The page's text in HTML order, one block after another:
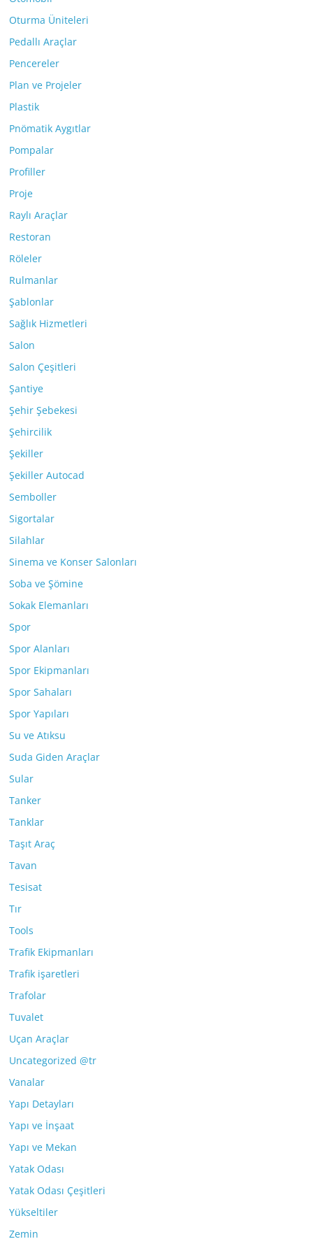
Oturma Üniteleri
Pedallı Araçlar
Pencereler
Plan ve Projeler
Plastik
Pnömatik Aygıtlar
Pompalar
Profiller
Proje
Raylı Araçlar
Restoran
Röleler
Rulmanlar
Şablonlar
Sağlık Hizmetleri
Salon
Salon Çeşitleri
Şantiye
Şehir Şebekesi
Şehircilik
Şekiller
Şekiller Autocad
Semboller
Sigortalar
Silahlar
Sinema ve Konser Salonları
Soba ve Şömine
Sokak Elemanları
Spor
Spor Alanları
Spor Ekipmanları
Spor Sahaları
Spor Yapıları
Su ve Atıksu
Suda Giden Araçlar
Sular
Tanker
Tanklar
Taşıt Araç
Tavan
Tesisat
Tır
Tools
Trafik Ekipmanları
Trafik işaretleri
Trafolar
Tuvalet
Uçan Araçlar
Uncategorized @tr
Vanalar
Yapı Detayları
Yapı ve İnşaat
Yapı ve Mekan
Yatak Odası
Yatak Odası Çeşitleri
Yükseltiler
Zemin